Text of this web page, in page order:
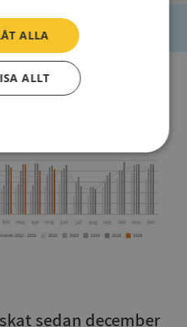
sedan december
ALLA
ALLT
Inriktning
Oklassificerade